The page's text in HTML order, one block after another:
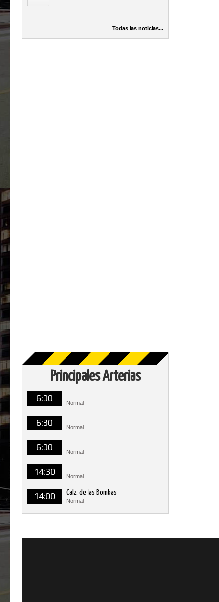
Todas las noticias...
Principales Arterias
6:00 Normal
6:30 Normal
6:00 Normal
14:30 Normal
14:00 Calz. de las Bombas
Normal